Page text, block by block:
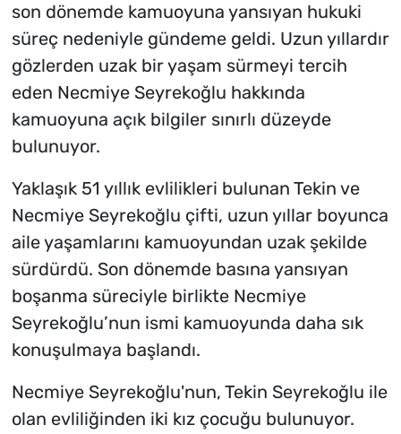
son dönemde kamuoyuna yansıyan hukuki
süreç nedeniyle gündeme geldi. Uzun yıllardır
gözlerden uzak bir yaşam sürmeyi tercih
eden Necmiye Seyrekoğlu hakkında
kamuoyuna açık bilgiler sınırlı düzeyde
bulunuyor.
Yaklaşık 51 yıllık evlilikleri bulunan Tekin ve
Necmiye Seyrekoğlu çifti, uzun yıllar boyunca
aile yaşamlarını kamuoyundan uzak şekilde
sürdürdü. Son dönemde basına yansıyan
boşanma süreciyle birlikte Necmiye
Seyrekoğlu’nun ismi kamuoyunda daha sık
konuşulmaya başlandı.
Necmiye Seyrekoğlu'nun, Tekin Seyrekoğlu ile
olan evliliğinden iki kız çocuğu bulunuyor.